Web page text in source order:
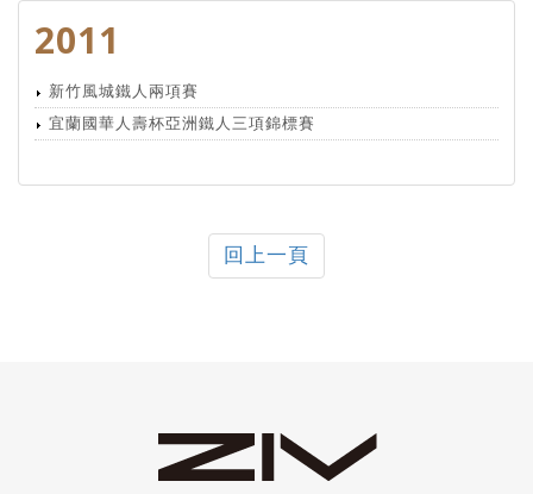
2011
新竹風城鐵人兩項賽
宜蘭國華人壽杯亞洲鐵人三項錦標賽
回上一頁